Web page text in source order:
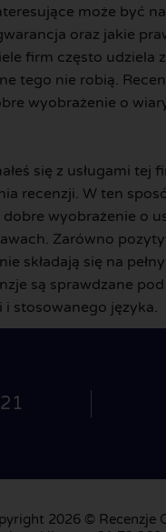
może być
oraz jakie
firm często udziela
tego nie robią.
wyobrażenie o
się z usługami tej
recenzji. W ten
wyobrażenie o
Zarówno
składają się na
są sprawdzane
stosowanego języka.
2026 © Recenzje